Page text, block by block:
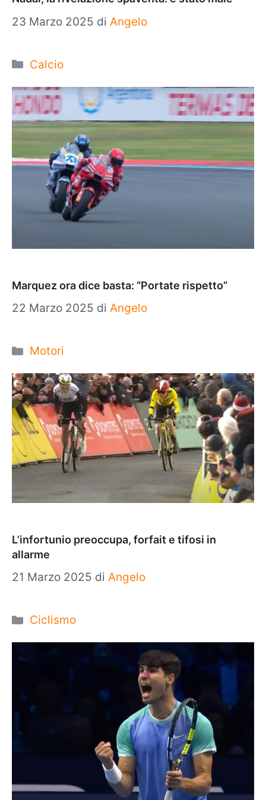
23 Marzo 2025 di Angelo
Categorie
Calcio
Marquez ora dice basta: “Portate rispetto”
22 Marzo 2025 di Angelo
Categorie
Motori
L’infortunio preoccupa, forfait e tifosi in
allarme
21 Marzo 2025 di Angelo
Categorie
Ciclismo